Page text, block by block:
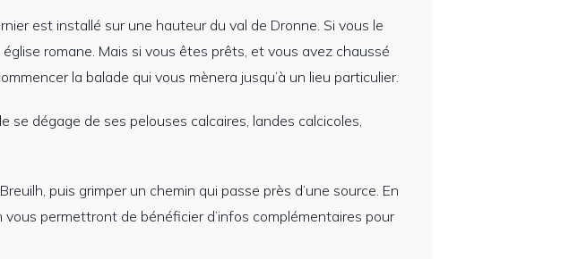
est installé sur une hauteur du val de Dronne. Si vous le
romane. Mais si vous êtes prêts, et vous avez chaussé
la balade qui vous mènera jusqu’à un lieu particulier.
se dégage de ses pelouses calcaires, landes calcicoles,
puis grimper un chemin qui passe près d’une source. En
permettront de bénéficier d’infos complémentaires pour